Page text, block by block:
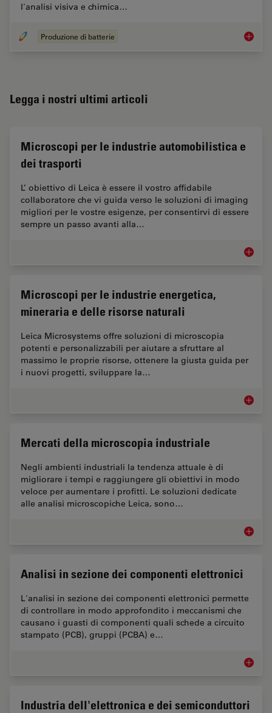
l'analisi visiva e chimica…
Produzione di batterie
Legga i nostri ultimi articoli
Microscopi per le industrie automobilistica e
dei trasporti
L’ obiettivo di Leica è essere il vostro affidabile
collaboratore che vi guida verso le soluzioni di imaging
migliori per le vostre esigenze, per consentirvi di essere
sempre un passo avanti alla…
Microscopi per le industrie energetica,
mineraria e delle risorse naturali
Leica Microsystems offre soluzioni di microscopia
potenti e personalizzabili per aiutare a sfruttare al
massimo le proprie risorse, ottenere la giusta guida per
i nuovi progetti, sviluppare la…
Mercati della microscopia industriale
Negli ambienti industriali la tendenza attuale è di
migliorare i tempi e raggiungere gli obiettivi in modo
veloce per aumentare i profitti. Le soluzioni dedicate
alle analisi microscopiche Leica, sono…
Analisi in sezione dei componenti elettronici
L'analisi in sezione dei componenti elettronici permette
di controllare in modo approfondito i meccanismi che
causano i guasti di componenti quali schede a circuito
stampato (PCB), gruppi (PCBA) e…
Analisi
Industria dell'elettronica e dei semiconduttori